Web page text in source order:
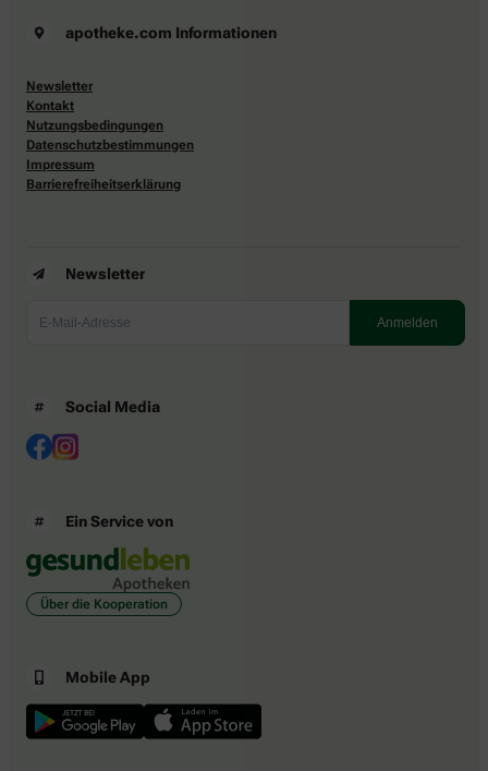
apotheke.com Informationen
Newsletter
Kontakt
Nutzungsbedingungen
Datenschutzbestimmungen
Impressum
Barrierefreiheitserklärung
Newsletter
Social Media
Ein Service von
Über die Kooperation
Mobile App